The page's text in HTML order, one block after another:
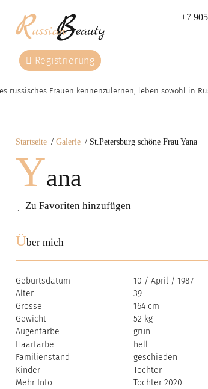
+7
Registrierung
russisches Frauen kennenzulernen, leben sowohl in
Startseite Galerie St.Petersburg schöne Frau Yana
Yana
Zu Favoriten hinzufügen
Über mich
Geburtsdatum
10 / April / 1987
Alter
39
Grosse
164 cm
Gewicht
52 kg
Augenfarbe
grün
Haarfarbe
hell
Familienstand
geschieden
Kinder
Tochter
Mehr Info
Tochter 2020